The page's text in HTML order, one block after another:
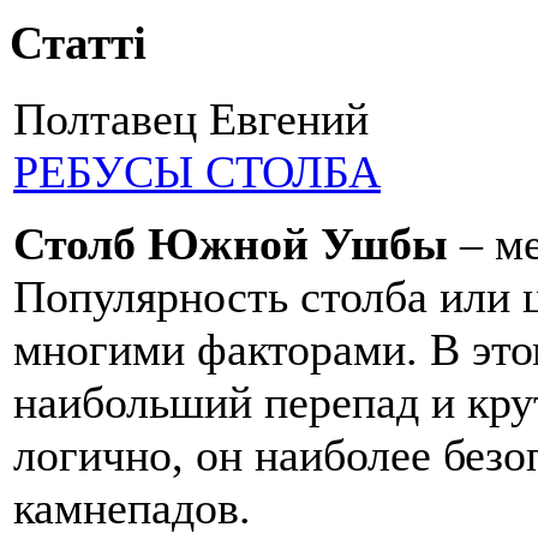
Статті
Полтавец Евгений
РЕБУСЫ СТОЛБА
Столб Южной Ушбы –
Популярность столба
многими факторами. В
наибольший перепад и
логично, он наиболее
камнепадов.